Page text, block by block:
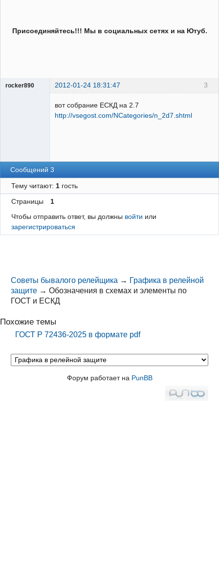
Присоединяйтесь!!! Мы в социальных сетях и на Ютуб.
3
rocker890 2012-01-24 18:31:47
ГИПроектировщик
вот собрание ЕСКД на 2.7
http://vsegost.com/NCategories/n_2d7.shtml
Сообщений 3
Тему читают: 1гость
Страницы
1
Чтобы отправить ответ, вы должны войти или
зарегистрироваться
Советы бывалого релейщика → Графика в релейной
защите →Обозначения в схемах и элементы по
ГОСТ и ЕСКД
Похожие темы
ГОСТ Р 72436-2025 в формате pdf
Форум работает на PunBB